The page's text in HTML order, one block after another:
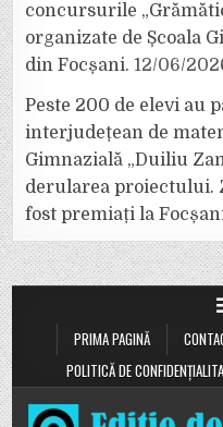
concursurile
organizate de Școala
din Focșani. 12/06/
Peste 200 de elevi au
interjudețean de
Gimnazială „Duiliu
derularea proiectului.
fost premiați la
PRIMA PAGINĂ
POLITICĂ DE